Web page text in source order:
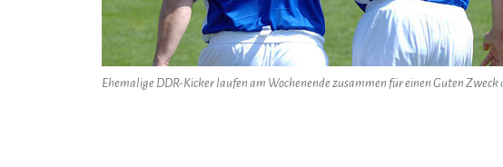
Ehemalige DDR-Kicker laufen am Wochenende zusammen für einen Guten Zweck